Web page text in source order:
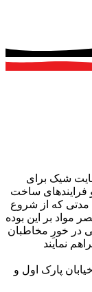
سایت شیک برای
فرایندهای ساخت
مدتی که از شروع
مواد بر این بوده
در خورِ مخاطبان
نمایند
پارک اول و